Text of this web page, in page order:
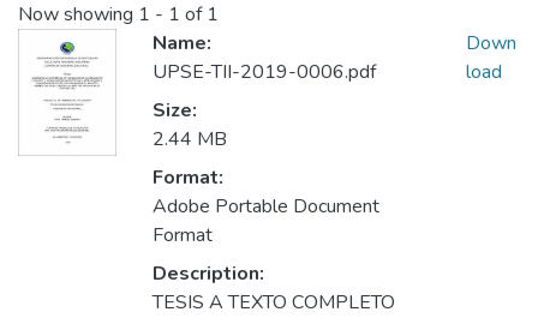
Now showing 1 - 1 of 1
Name:
UPSE-TII-2019-0006.pdf
Size:
2.44 MB
Format:
Adobe Portable Document
Format
Description:
TESIS A TEXTO COMPLETO
Down
load